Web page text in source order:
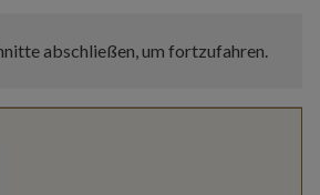
abschließen, um fortzufahren.